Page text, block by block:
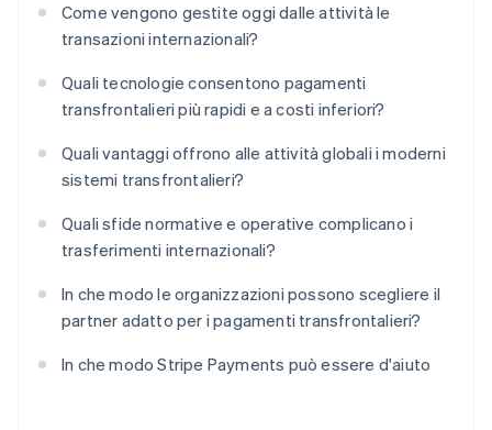
Come vengono gestite oggi dalle attività le
transazioni internazionali?
Quali tecnologie consentono pagamenti
transfrontalieri più rapidi e a costi inferiori?
Quali vantaggi offrono alle attività globali i moderni
sistemi transfrontalieri?
Quali sfide normative e operative complicano i
trasferimenti internazionali?
In che modo le organizzazioni possono scegliere il
partner adatto per i pagamenti transfrontalieri?
In che modo Stripe Payments può essere d'aiuto